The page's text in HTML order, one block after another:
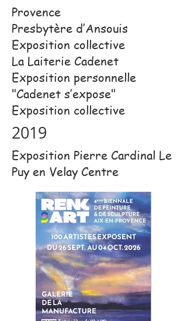
Provence
Presbytère d’Ansouis
Exposition collective
La Laiterie Cadenet
Exposition personnelle
"Cadenet s’expose"
Exposition collective​
2019
Exposition Pierre Cardinal Le
Puy en Velay Centre